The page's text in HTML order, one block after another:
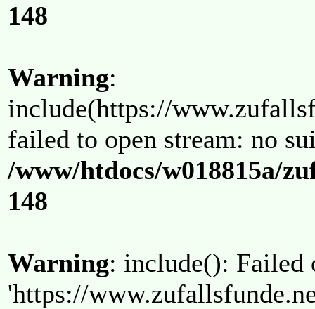
148
Warning:
include(https://
failed to open stream: no
/www/htdocs/w018815a/
148
Warning: include(): Failed
'https://